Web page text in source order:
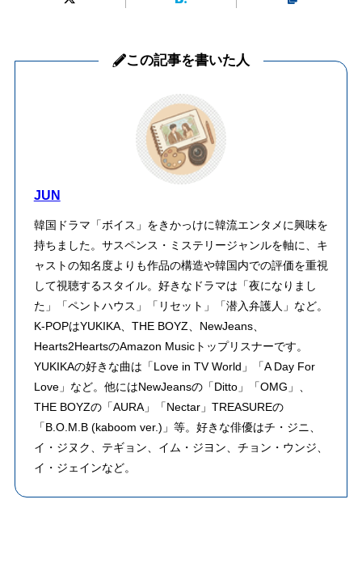
この記事を書いた人
JUN
韓国ドラマ「ボイス」をきかっけに韓流エンタメに興味を
持ちました。サスペンス・ミステリージャンルを軸に、キ
ャストの知名度よりも作品の構造や韓国内での評価を重視
して視聴するスタイル。好きなドラマは「夜になりまし
た」「ペントハウス」「リセット」「潜入弁護人」など。
K-POPはYUKIKA、THE BOYZ、NewJeans、
Hearts2HeartsのAmazon Musicトップリスナーです。
YUKIKAの好きな曲は「Love in TV World」「A Day For
Love」など。他にはNewJeansの「Ditto」「OMG」、
THE BOYZの「AURA」「Nectar」TREASUREの
「B.O.M.B (kaboom ver.)」等。好きな俳優はチ・ジニ、
イ・ジヌク、テギョン、イム・ジヨン、チョン・ウンジ、
イ・ジェインなど。